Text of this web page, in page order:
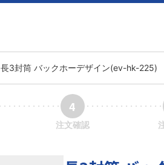
長3封筒 バックホーデザイン(ev-hk-225)
4
注文確認